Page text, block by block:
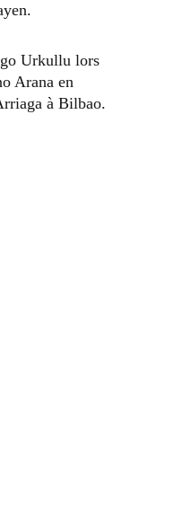
Arana en
à Bilbao.